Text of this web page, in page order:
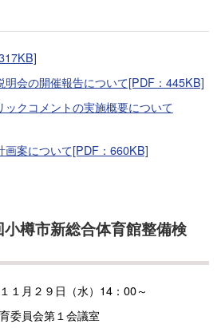
明会の開催報告について[PDF：445KB]
ックコメントの実施概要について
画案について[PDF：660KB]
樽市新総合体育館整備検
１月２９日（水）14：00～
委員会第１会議室